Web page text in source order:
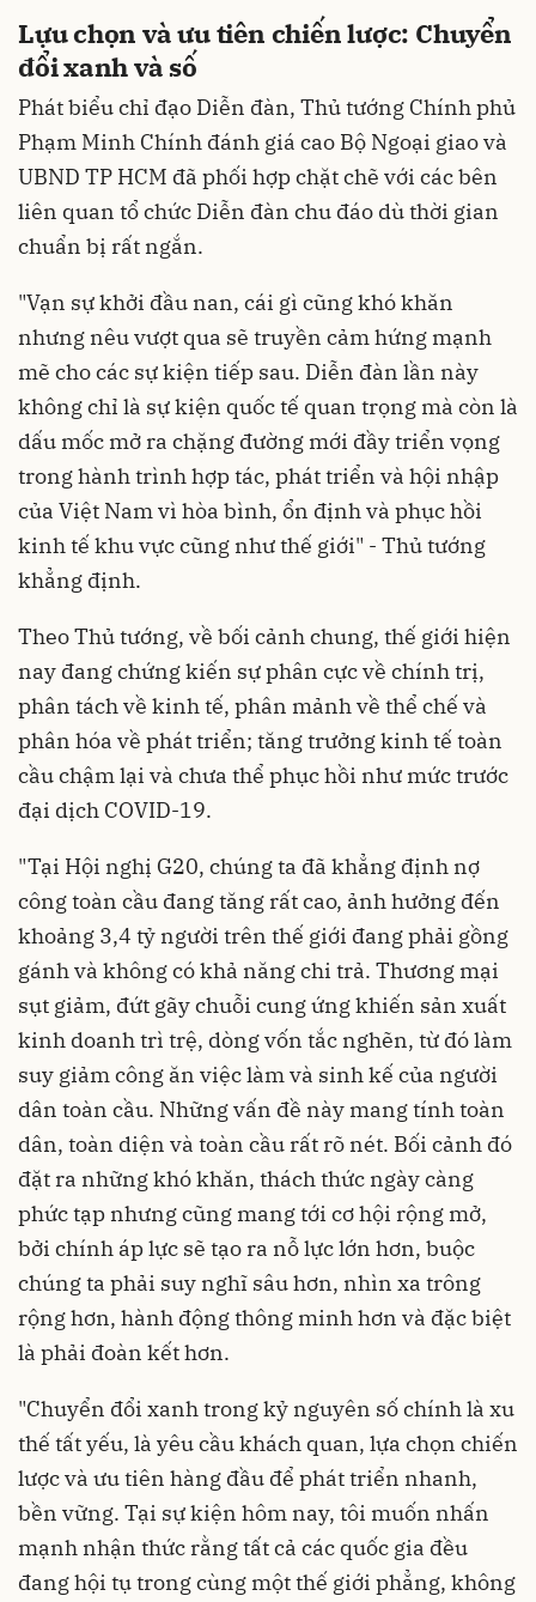
Lựu chọn và ưu tiên chiến lược: Chuyển
đổi xanh và số
Phát biểu chỉ đạo Diễn đàn, Thủ tướng Chính phủ
Phạm Minh Chính đánh giá cao Bộ Ngoại giao và
UBND TP HCM đã phối hợp chặt chẽ với các bên
liên quan tổ chức Diễn đàn chu đáo dù thời gian
chuẩn bị rất ngắn.
"Vạn sự khởi đầu nan, cái gì cũng khó khăn
nhưng nêu vượt qua sẽ truyền cảm hứng mạnh
mẽ cho các sự kiện tiếp sau. Diễn đàn lần này
không chỉ là sự kiện quốc tế quan trọng mà còn là
dấu mốc mở ra chặng đường mới đầy triển vọng
trong hành trình hợp tác, phát triển và hội nhập
của Việt Nam vì hòa bình, ổn định và phục hồi
kinh tế khu vực cũng như thế giới" - Thủ tướng
khẳng định.
Theo Thủ tướng, về bối cảnh chung, thế giới hiện
nay đang chứng kiến sự phân cực về chính trị,
phân tách về kinh tế, phân mảnh về thể chế và
phân hóa về phát triển; tăng trưởng kinh tế toàn
cầu chậm lại và chưa thể phục hồi như mức trước
đại dịch COVID-19.
"Tại Hội nghị G20, chúng ta đã khẳng định nợ
công toàn cầu đang tăng rất cao, ảnh hưởng đến
khoảng 3,4 tỷ người trên thế giới đang phải gồng
gánh và không có khả năng chi trả. Thương mại
sụt giảm, đứt gãy chuỗi cung ứng khiến sản xuất
kinh doanh trì trệ, dòng vốn tắc nghẽn, từ đó làm
suy giảm công ăn việc làm và sinh kế của người
dân toàn cầu. Những vấn đề này mang tính toàn
dân, toàn diện và toàn cầu rất rõ nét. Bối cảnh đó
đặt ra những khó khăn, thách thức ngày càng
phức tạp nhưng cũng mang tới cơ hội rộng mở,
bởi chính áp lực sẽ tạo ra nỗ lực lớn hơn, buộc
chúng ta phải suy nghĩ sâu hơn, nhìn xa trông
rộng hơn, hành động thông minh hơn và đặc biệt
là phải đoàn kết hơn.
"Chuyển đổi xanh trong kỷ nguyên số chính là xu
thế tất yếu, là yêu cầu khách quan, lựa chọn chiến
lược và ưu tiên hàng đầu để phát triển nhanh,
bền vững. Tại sự kiện hôm nay, tôi muốn nhấn
mạnh nhận thức rằng tất cả các quốc gia đều
đang hội tụ trong cùng một thế giới phẳng, không